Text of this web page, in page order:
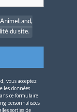
e-mail
du site.
vous acceptez
les données
ce formulaire
personnalisées
sorties de